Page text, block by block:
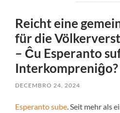
Reicht eine
für die
– Ĉu Esperanto
Interkompreniĝo?
DECEMBRO 24, 2024
Esperanto sube. Seit mehr als